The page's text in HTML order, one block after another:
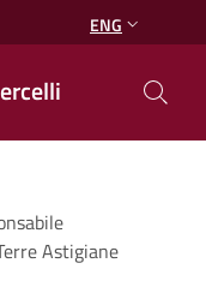
ENG
Astigiane